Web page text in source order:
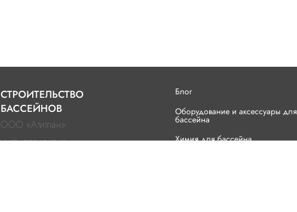
СТРОИТЕЛЬСТВО
БАССЕЙНОВ
ООО «Атитлан»
УНП: 192414861
Блог
Оборудование и аксессуары для
бассейна
Химия для бассейна